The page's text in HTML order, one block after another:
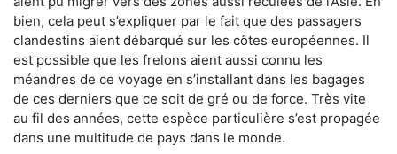
bien, cela peut s’expliquer par le fait que des passagers
clandestins aient débarqué sur les côtes européennes. Il
est possible que les frelons aient aussi connu les
méandres de ce voyage en s’installant dans les bagages
de ces derniers que ce soit de gré ou de force. Très vite
au fil des années, cette espèce particulière s’est propagée
dans une multitude de pays dans le monde.